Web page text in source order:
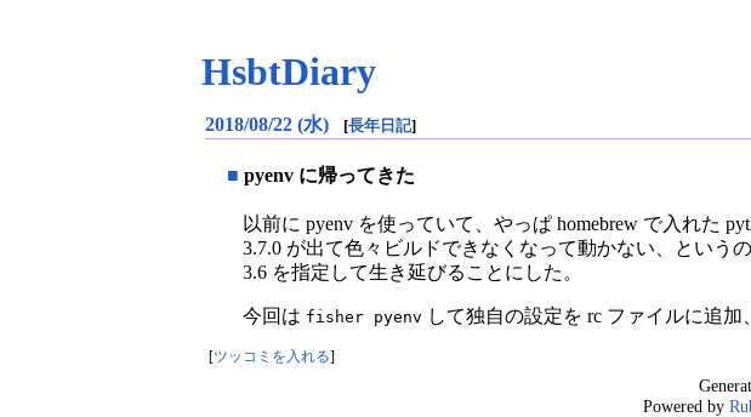
HsbtDiary
2018/08/22 (水) [長年日記]
■ pyenv に帰ってきた
以前に pyenv を使っていて、やっぱ homebrew で入れた
3.7.0 が出て色々ビルドできなくなって動かない、という
3.6 を指定して生き延びることにした。
今回は fisher pyenv して独自の設定を rc ファイルに追加
[ツッコミを入れる]
Powered by